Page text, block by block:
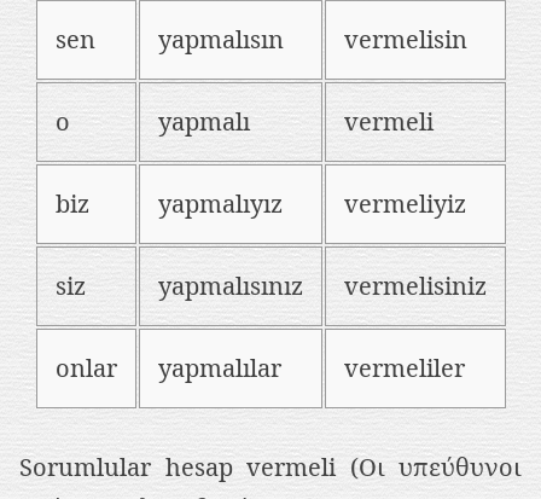
sen yapmalısın vermelisin
o yapmalı vermeli
biz yapmalıyız vermeliyiz
siz yapmalısınız vermelisiniz
onlar yapmalılar vermeliler
Sorumlular hesap vermeli (Οι υπεύθυνοι